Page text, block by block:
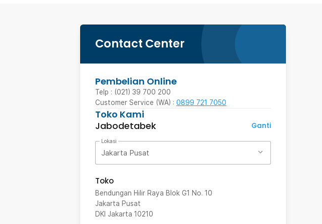
Contact Center
Pembelian Online
Telp : (021) 39 700 200
Customer Service (WA) : 0899 721 7050
Toko Kami
Jabodetabek
Ganti
Lokasi
Jakarta Pusat
Toko
Bendungan Hilir Raya Blok G1 No. 10
Jakarta Pusat
DKI Jakarta 10210